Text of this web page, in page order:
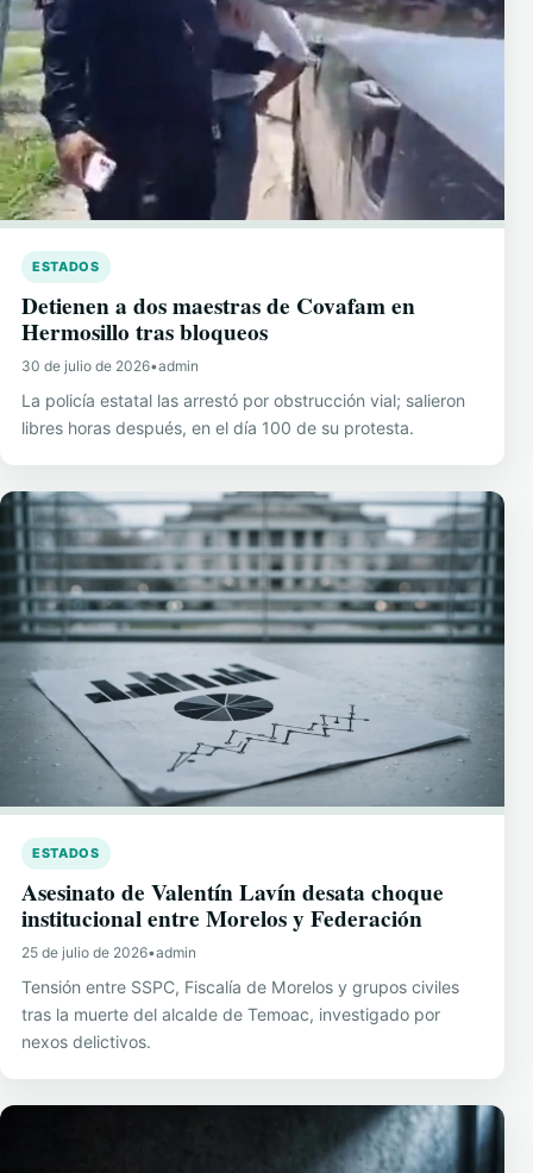
ESTADOS
Detienen a dos maestras de Covafam en
Hermosillo tras bloqueos
30 de julio de 2026•admin
La policía estatal las arrestó por obstrucción vial; salieron
libres horas después, en el día 100 de su protesta.
ESTADOS
Asesinato de Valentín Lavín desata choque
institucional entre Morelos y Federación
25 de julio de 2026•admin
Tensión entre SSPC, Fiscalía de Morelos y grupos civiles
tras la muerte del alcalde de Temoac, investigado por
nexos delictivos.